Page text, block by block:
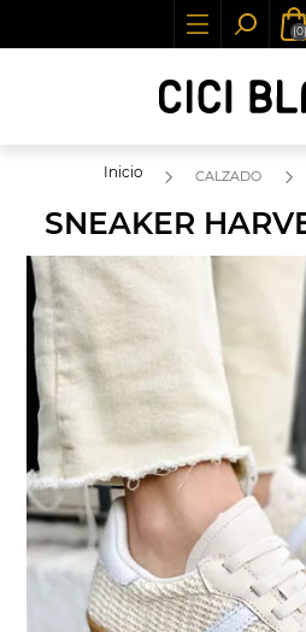
(0)
Inicio CALZADO
SNEAKER